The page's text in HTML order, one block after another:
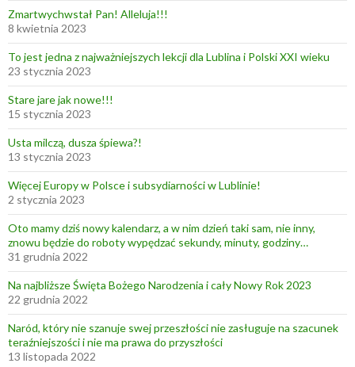
Zmartwychwstał Pan! Alleluja!!!
8 kwietnia 2023
To jest jedna z najważniejszych lekcji dla Lublina i Polski XXI wieku
23 stycznia 2023
Stare jare jak nowe!!!
15 stycznia 2023
Usta milczą, dusza śpiewa?!
13 stycznia 2023
Więcej Europy w Polsce i subsydiarności w Lublinie!
2 stycznia 2023
Oto mamy dziś nowy kalendarz, a w nim dzień taki sam, nie inny,
znowu będzie do roboty wypędzać sekundy, minuty, godziny…
31 grudnia 2022
Na najbliższe Święta Bożego Narodzenia i cały Nowy Rok 2023
22 grudnia 2022
Naród, który nie szanuje swej przeszłości nie zasługuje na szacunek
teraźniejszości i nie ma prawa do przyszłości
13 listopada 2022